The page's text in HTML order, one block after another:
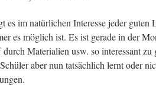
es im natürlichen Interesse jeder
es möglich ist. Es ist gerade in der
Materialien usw. so interessant
aber nun tatsächlich lernt oder